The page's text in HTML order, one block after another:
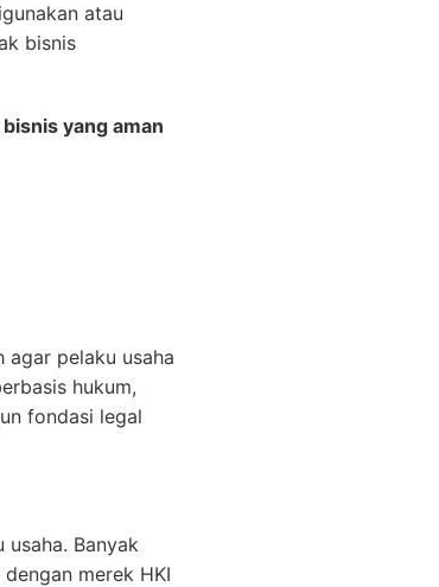
atau
bisnis
yang aman
agar pelaku usaha
hukum,
fondasi legal
Banyak
merek HKI